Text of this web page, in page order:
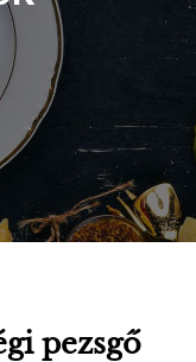
pezsgő